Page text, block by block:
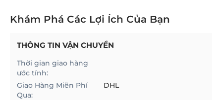
Khám Phá Các Lợi Ích Của Bạn
THÔNG TIN VẬN CHUYỂN
Thời gian giao hàng
ước tính:
Giao Hàng Miễn Phí
Qua:
DHL